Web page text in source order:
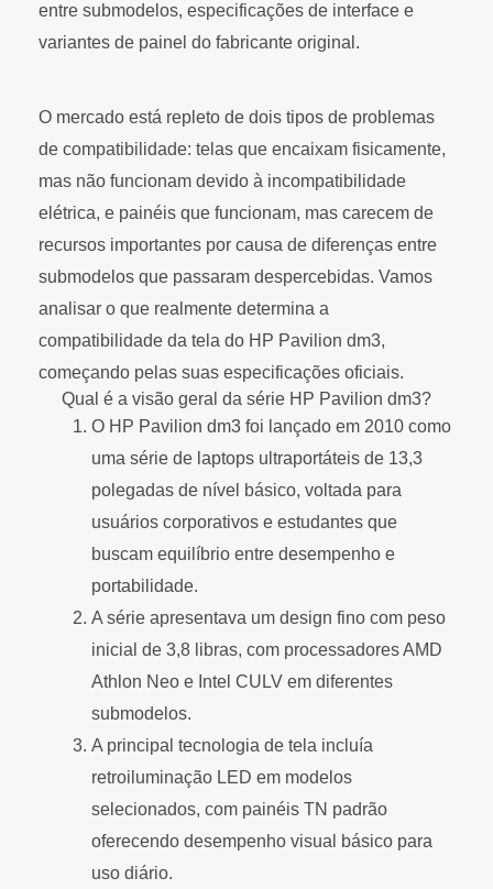
entre submodelos, especificações de interface e
variantes de painel do fabricante original.
O mercado está repleto de dois tipos de problemas
de compatibilidade: telas que encaixam fisicamente,
mas não funcionam devido à incompatibilidade
elétrica, e painéis que funcionam, mas carecem de
recursos importantes por causa de diferenças entre
submodelos que passaram despercebidas. Vamos
analisar o que realmente determina a
compatibilidade da tela do HP Pavilion dm3,
começando pelas suas especificações oficiais.
Qual é a visão geral da série HP Pavilion dm3?
O HP Pavilion dm3 foi lançado em 2010 como
uma série de laptops ultraportáteis de 13,3
polegadas de nível básico, voltada para
usuários corporativos e estudantes que
buscam equilíbrio entre desempenho e
portabilidade.
A série apresentava um design fino com peso
inicial de 3,8 libras, com processadores AMD
Athlon Neo e Intel CULV em diferentes
submodelos.
A principal tecnologia de tela incluía
retroiluminação LED em modelos
selecionados, com painéis TN padrão
oferecendo desempenho visual básico para
uso diário.